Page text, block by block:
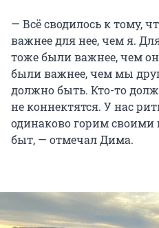
— Всё сводилось к тому,
важнее для нее, чем я.
тоже были важнее, чем
были важнее, чем мы
должно быть. Кто-то
не коннектятся. У нас
одинаково горим своими
быт, — отмечал Дима.